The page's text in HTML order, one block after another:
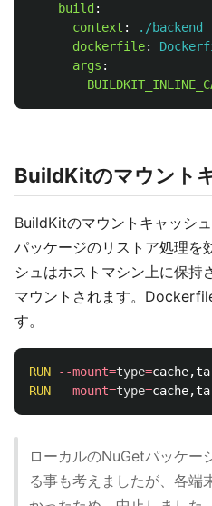
build :
context :
./backend
dockerfile:
args :
BuildKitのマウント
BuildKitのマウントキャッシ
パッケージのリストア処理を
シュはホストマシン上に保持
マウントされます。
す。
RUN --mount=type=
RUN
--mount=type=
ローカルのNuGetパッケー
る事も考えましたが、各端